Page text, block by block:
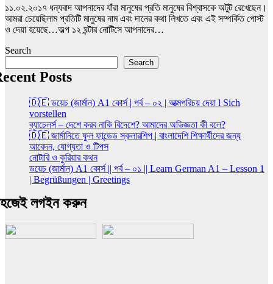
১১.০২.২০১৭ ধন্যবাদ আপনাদের যাঁরা মানুষের প্রতি মানুষের বিশ্বাসকে অটুট রেখেছেন।
আমরা চেয়েছিলাম প্রতিটি মানুষের নাম এবং দানের কথা লিখতে এবং এই সম্পর্কিত পোস্ট
ও দেয়া হয়েছে…অল্প ১২ ঘন্টার নোটিসে আপনাদের…
Search
Search
Posts
🇩🇪 ডয়েচ (জার্মান) A1 কোর্স | পর্ব – ০২ | আত্মপরিচয় দেয়া l Sich
vorstellen
ব্যাচেলর্স – দেশে করব নাকি বিদেশে? আমাদের অভিজ্ঞতা কী বলে?
🇩🇪 জার্মানিতে ফুল ফান্ডেড স্কলারশিপ | বাংলাদেশি শিক্ষার্থীদের জন্য
আবেদন, যোগ্যতা ও টিপস
নোটারি ও কুরিয়ার কথন
ডয়েচ (জার্মান) A1 কোর্স || পর্ব – ০১ || Learn German A1 – Lesson 1
| Begrüßungen | Greetings
লগইন করুন